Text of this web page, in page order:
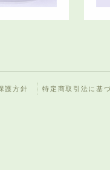
護方針 特定商取引法に基